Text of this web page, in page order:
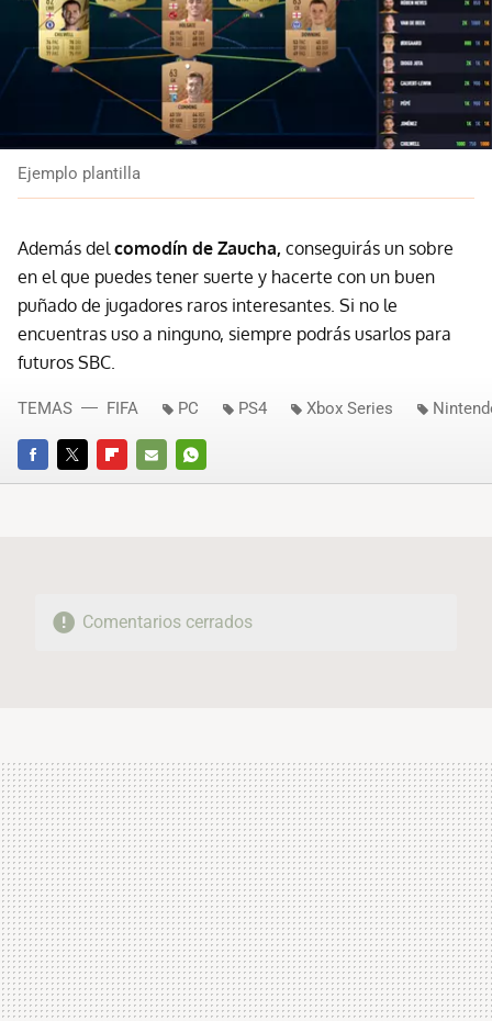
Ejemplo plantilla
Además del comodín de Zaucha, conseguirás un sobre
en el que puedes tener suerte y hacerte con un buen
puñado de jugadores raros interesantes. Si no le
encuentras uso a ninguno, siempre podrás usarlos para
futuros SBC.
FACEBOOKTWITTERFLIPBOARD
E-
WHATSAPP
TEMAS FIFA PC PS4 Xbox Series
Comentarios cerrados